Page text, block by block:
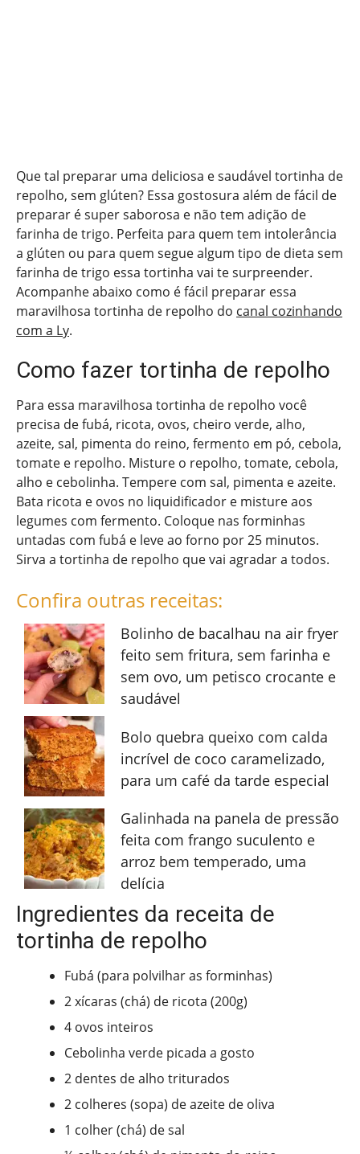
Que tal preparar uma deliciosa e saudável tortinha de
repolho, sem glúten? Essa gostosura além de fácil de
preparar é super saborosa e não tem adição de
farinha de trigo. Perfeita para quem tem intolerância
a glúten ou para quem segue algum tipo de dieta sem
farinha de trigo essa tortinha vai te surpreender.
Acompanhe abaixo como é fácil preparar essa
maravilhosa tortinha de repolho do canal cozinhando
com a Ly.
Como fazer tortinha de repolho
Para essa maravilhosa tortinha de repolho você
precisa de fubá, ricota, ovos, cheiro verde, alho,
azeite, sal, pimenta do reino, fermento em pó, cebola,
tomate e repolho. Misture o repolho, tomate, cebola,
alho e cebolinha. Tempere com sal, pimenta e azeite.
Bata ricota e ovos no liquidificador e misture aos
legumes com fermento. Coloque nas forminhas
untadas com fubá e leve ao forno por 25 minutos.
Sirva a tortinha de repolho que vai agradar a todos.
Confira outras receitas:
Bolinho de bacalhau na air fryer
feito sem fritura, sem farinha e
sem ovo, um petisco crocante e
saudável
Bolo quebra queixo com calda
incrível de coco caramelizado,
para um café da tarde especial
Galinhada na panela de pressão
feita com frango suculento e
arroz bem temperado, uma
delícia
Ingredientes da receita de
tortinha de repolho
Fubá (para polvilhar as forminhas)
2 xícaras (chá) de ricota (200g)
4 ovos inteiros
Cebolinha verde picada a gosto
2 dentes de alho triturados
2 colheres (sopa) de azeite de oliva
1 colher (chá) de sal